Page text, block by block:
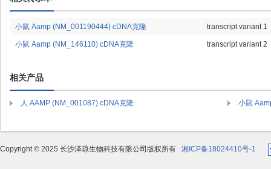
小鼠 Aamp (NM_001190444) cDNA克隆 transcript variant 1
小鼠 Aamp (NM_146110) cDNA克隆 transcript variant 2
相关产品
人 AAMP (NM_001087) cDNA克隆 小鼠
Copyright © 2025 长沙泽琼生物科技有限公司版权所有 湘ICP备18024410号-1